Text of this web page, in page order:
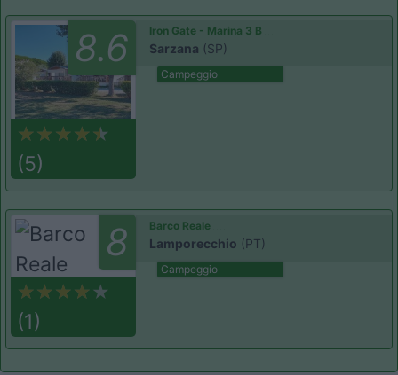
8.6
(5)
Iron Gate - Marina 3 B
Sarzana (SP)
Campeggio
8
(1)
Barco Reale
Lamporecchio (PT)
Campeggio